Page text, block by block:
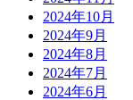
2024年10月
2024年9月
2024年8月
2024年7月
2024年6月